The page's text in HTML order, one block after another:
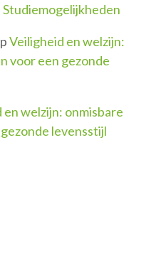
Veiligheid en welzijn:
voor een gezonde
en welzijn: onmisbare
levensstijl